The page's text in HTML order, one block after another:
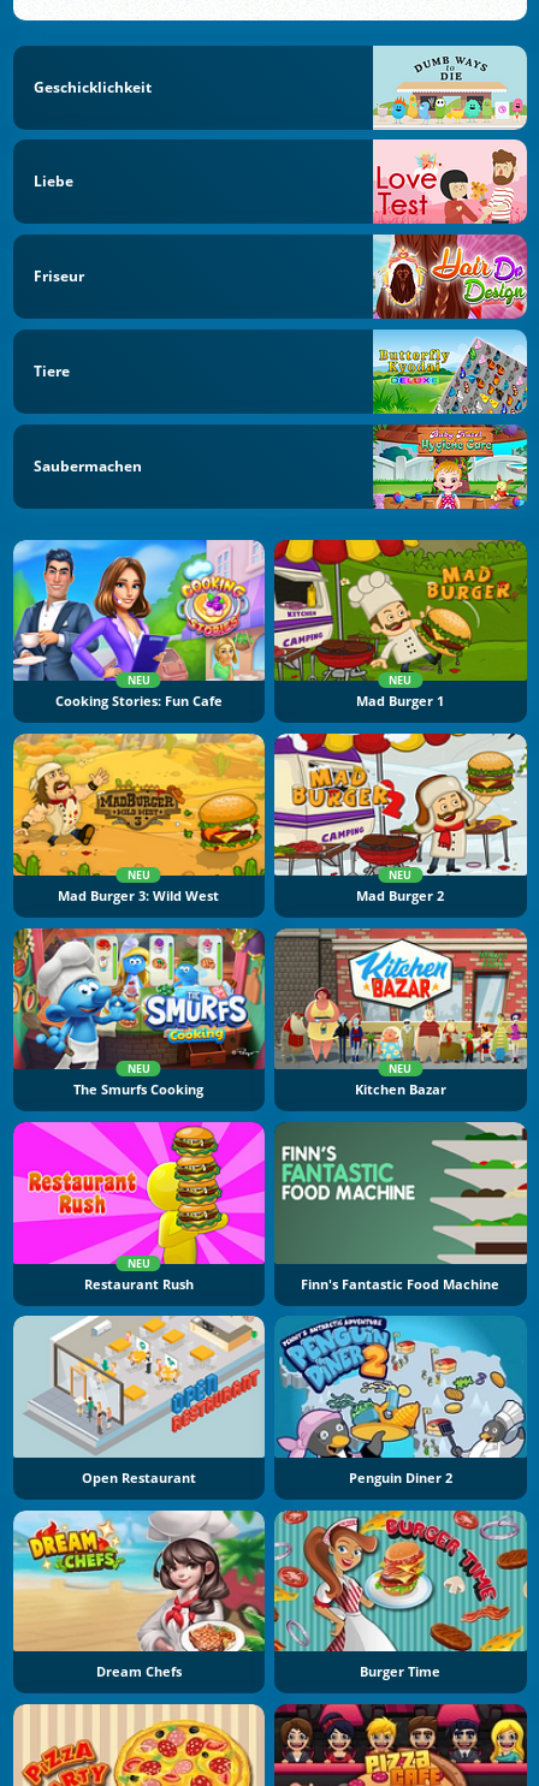
Geschicklichkeit
Liebe
Friseur
Tiere
Saubermachen
NEU
Cooking Stories: Fun Cafe
NEU
Mad Burger 1
NEU
Mad Burger 3: Wild West
NEU
Mad Burger 2
NEU
The Smurfs Cooking
NEU
Kitchen Bazar
NEU
Restaurant Rush Finn's Fantastic Food Machine
Open Restaurant Penguin Diner 2
Dream Chefs Burger Time